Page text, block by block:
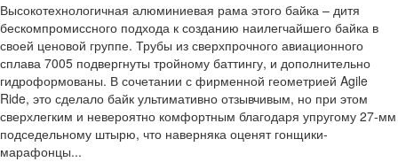
Высокотехнологичная алюминиевая рама этого байка – дитя
бескомпромиссного подхода к созданию наилегчайшего байка в
своей ценовой группе. Трубы из сверхпрочного авиационного
сплава 7005 подвергнуты тройному баттингу, и дополнительно
гидроформованы. В сочетании с фирменной геометрией Agile
Ride, это сделало байк ультимативно отзывчивым, но при этом
сверхлегким и невероятно комфортным благодаря упругому 27-мм
подседельному штырю, что наверняка оценят гонщики-
марафонцы...